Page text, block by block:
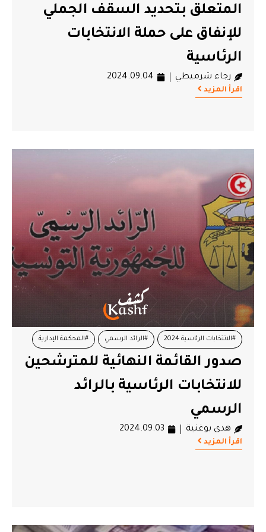
المتعلق بتحديد السقف الجملي
للإنفاق على حملة الانتخابات
الرئاسية
رجاء شرميطي 2024.09.04
اقرأ المزيد
#الانتخابات الرئاسية 2024 #الرائد الرسمي #المحكمة الإدارية
#هيئة الانتخابات
صدور القائمة النهائية للمترشحين
للانتخابات الرئاسية بالرائد
الرسمي
هدى بوغنية 2024.09.03
اقرأ المزيد